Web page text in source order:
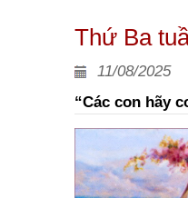
Thứ Ba
11/08/2025
“Các con hãy